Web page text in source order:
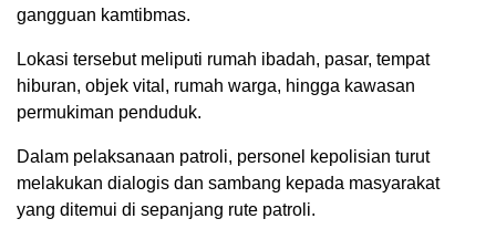
gangguan kamtibmas.
Lokasi tersebut meliputi rumah ibadah, pasar, tempat
hiburan, objek vital, rumah warga, hingga kawasan
permukiman penduduk.
Dalam pelaksanaan patroli, personel kepolisian turut
melakukan dialogis dan sambang kepada masyarakat
yang ditemui di sepanjang rute patroli.